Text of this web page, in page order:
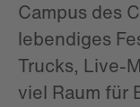
Campus des
lebendiges
Trucks, Live-
viel Raum für